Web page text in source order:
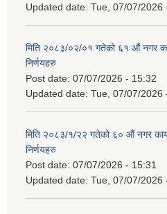
Updated date: Tue, 07/07/2026
मिति २०८३/०२/०१ गतेको ६१ औं नगर
निर्णयहरु
Post date: 07/07/2026 - 15:32
Updated date: Tue, 07/07/2026
मिति २०८३/१/२२ गतेको ६० औं नगर
निर्णयहरु
Post date: 07/07/2026 - 15:31
Updated date: Tue, 07/07/2026